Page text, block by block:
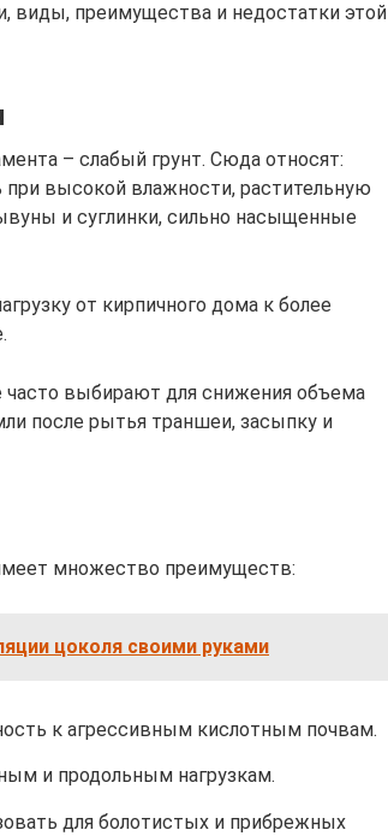
виды, преимущества и недостатки этой
– слабый грунт. Сюда относят:
высокой влажности, растительную
и суглинки, сильно насыщенные
от кирпичного дома к более
выбирают для снижения объема
после рытья траншеи, засыпку и
множество преимуществ:
цоколя своими руками
к агрессивным кислотным почвам.
и продольным нагрузкам.
для болотистых и прибрежных